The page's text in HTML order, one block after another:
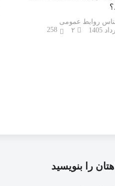
روابط عمومی
258
را بنویسید